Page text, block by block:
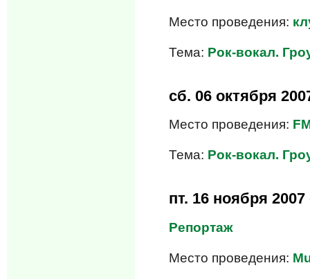
Место проведения:
Тема: Рок-вокал.
сб. 06 октября
Место проведения:
Тема: Рок-вокал.
пт. 16 ноября 2007
Репортаж
Место проведения: